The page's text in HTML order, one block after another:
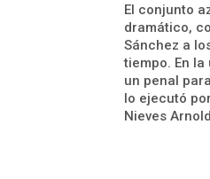
El conjunto
dramático,
Sánchez a
tiempo. En
un penal
lo ejecutó
Nieves